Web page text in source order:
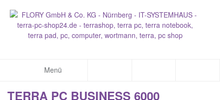
Menü
TERRA PC BUSINESS 6000